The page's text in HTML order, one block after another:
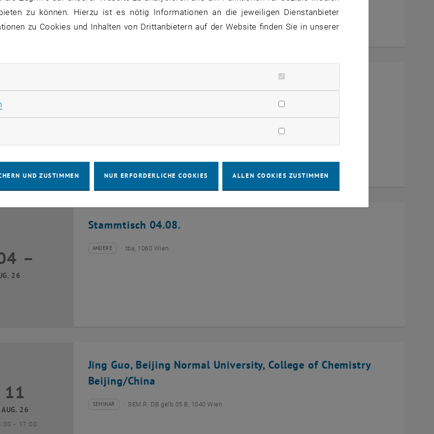
17:00
August 2026
03
-bis
13:30
Stammtisch 04.08.
26
– Veranstaltungstyp:
ANDERE
Veranstaltungsort:tba, 1060 Wien
Jing Guo, Beijing Normal University, College of Chemistry
Beijing/China
August 2026
11
AUG. 26
- bis
17:00
Veranstaltungstyp:
SEMINAR
Veranstaltungsort:SEM.R. DB gelb 05 B, 1040 Wien
zu können. Hierzu ist es nötig Informationen an die jeweiligen Dienstanbieter
zu Cookies und Inhalten von Drittanbietern auf der Website finden Sie in unserer
Cookies zulassen
UND ZUSTIMMEN NUR ERFORDERLICHE COOKIES ALLEN COOKIES ZUSTIMMEN